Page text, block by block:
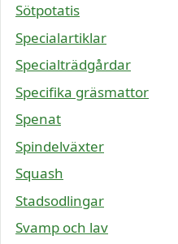
Sötpotatis
Specialartiklar
Specialträdgårdar
Specifika gräsmattor
Spenat
Spindelväxter
Squash
Stadsodlingar
Svamp och lav